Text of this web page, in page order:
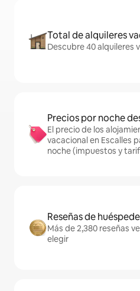
Total de alquileres
Descubre 40 alquileres
Precios por noche
El precio de los
vacacional en Escalles
noche (impuestos y
Reseñas de
Más de 2,380 reseñas
elegir